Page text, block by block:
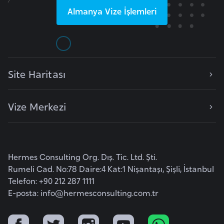
Almanya Vize İşlemleri
Site Haritası
Vize Merkezi
Hermes Consulting Org. Dış. Tic. Ltd. Şti.
Rumeli Cad. No:78 Daire:4 Kat:1 Nişantaşı, Şişli, İstanbul
Telefon: +90 212 287 1111
E-posta: info@hermesconsulting.com.tr
i
C
y
i
r
C